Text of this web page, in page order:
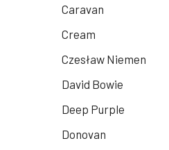
Caravan
Cream
Czesław Niemen
David Bowie
Deep Purple
Donovan